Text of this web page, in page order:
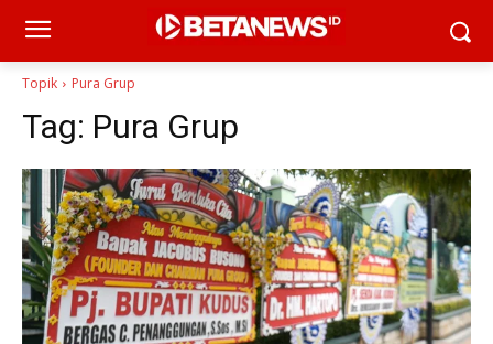
Topik Pura Grup
Tag: Pura Grup